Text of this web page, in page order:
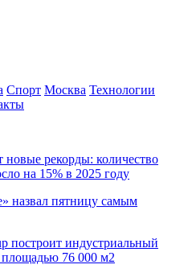
Спорт Москва Технологии
новые рекорды: количество
на 15% в 2025 году
назвал пятницу самым
построит индустриальный
76 000 м2